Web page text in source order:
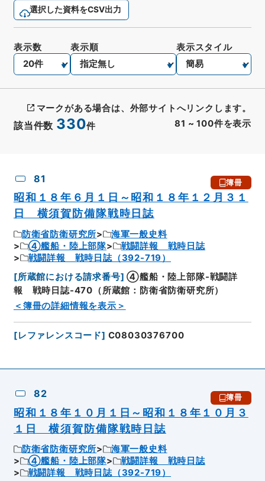
選択した資料をCSV出力
該当件数 330件 81 ~ 100件を表示
表示数 表示順 表示スタイル
マークがある場合は、外部サイトへリンクします。
81 簿冊
昭和１８年６月１日～昭和１８年１２月３１
日 横須賀防備隊戦時日誌
防衛省防衛研究所
海軍一般史料
④艦船・陸上部隊
戦闘詳報 戦時日誌
戦闘詳報 戦時日誌（392-719）
[所蔵館における請求番号] ④艦船・陸上部隊-戦闘詳
報 戦時日誌-470（所蔵館：防衛省防衛研究所）
＜簿冊の詳細情報を表示＞
[レファレンスコード] C08030376700
82 簿冊
昭和１８年１０月１日～昭和１８年１０月３
１日 横須賀防備隊戦時日誌
防衛省防衛研究所
海軍一般史料
④艦船・陸上部隊
戦闘詳報 戦時日誌
戦闘詳報 戦時日誌（392-719）